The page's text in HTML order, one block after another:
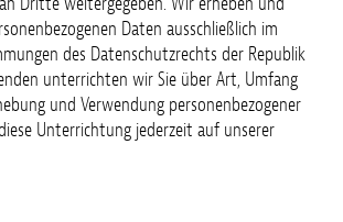
Daten ausschließlich im
des Datenschutzrechts der Republik
unterrichten wir Sie über Art, Umfang
und Verwendung personenbezogener
Unterrichtung jederzeit auf unserer